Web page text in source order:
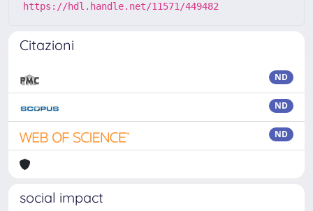
https://hdl.handle.net/11571/449482
Citazioni
ND
ND
ND
social impact